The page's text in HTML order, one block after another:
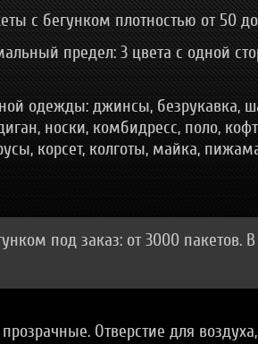
с бегунком плотностью от 50
предел: 3 цвета с одной
одежды: джинсы, безрукавка,
носки, комбидресс, поло,
корсет, колготы, майка,
под заказ: от 3000 пакетов.
Отверстие для